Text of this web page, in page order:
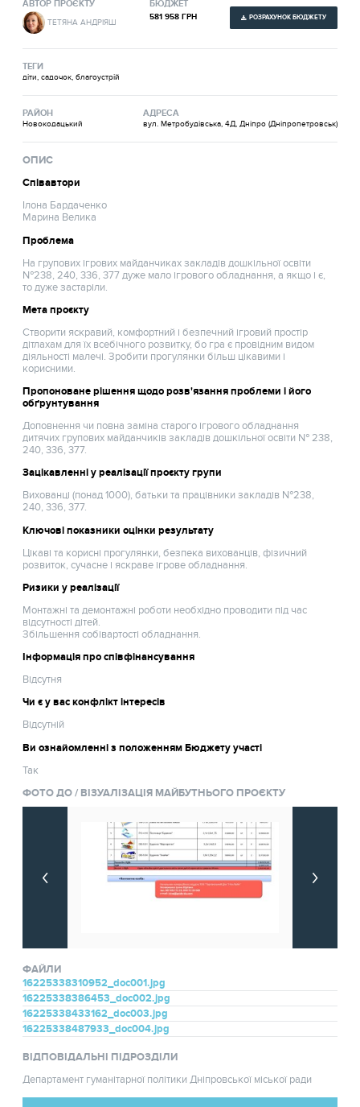
АВТОР ПРОЄКТУ
ТЕТЯНА АНДРІЯШ
БЮДЖЕТ
581 958 ГРН РОЗРАХУНОК БЮДЖЕТУ
ТЕГИ
діти, садочок, благоустрій
РАЙОН
Новокодацький
АДРЕСА
вул. Метробудівська, 4Д, Дніпро (Дніпропетровськ)
ОПИС
Співавтори
Ілона Бардаченко
Марина Велика
Проблема
На групових ігрових майданчиках закладів дошкільної освіти
№238, 240, 336, 377 дуже мало ігрового обладнання, а якщо і є,
то дуже застаріли.
Мета проєкту
Створити яскравий, комфортний і безпечний ігровий простір
дітлахам для їх всебічного розвитку, бо гра є провідним видом
діяльності малечі. Зробити прогулянки більш цікавими і
корисними.
Пропоноване рішення щодо розв'язання проблеми і його
обґрунтування
Доповнення чи повна заміна старого ігрового обладнання
дитячих групових майданчиків закладів дошкільної освіти № 238,
240, 336, 377.
Зацікавленні у реалізації проєкту групи
Вихованці (понад 1000), батьки та працівники закладів №238,
240, 336, 377.
Ключові показники оцінки результату
Цікаві та корисні прогулянки, безпека вихованців, фізичний
розвиток, сучасне і яскраве ігрове обладнання.
Ризики у реалізації
Монтажні та демонтажні роботи необхідно проводити під час
відсутності дітей.
Збільшення собівартості обладнання.
Інформація про співфінансування
Відсутня
Чи є у вас конфлікт інтересів
Відсутній
Ви ознайомленні з положенням Бюджету участі
Так
ФОТО ДО / ВІЗУАЛІЗАЦІЯ МАЙБУТНЬОГО ПРОЄКТУ
ФАЙЛИ
16225338310952_doc001.jpg
16225338386453_doc002.jpg
16225338433162_doc003.jpg
16225338487933_doc004.jpg
ВІДПОВІДАЛЬНІ ПІДРОЗДІЛИ
Департамент гуманітарної політики Дніпровської міської ради